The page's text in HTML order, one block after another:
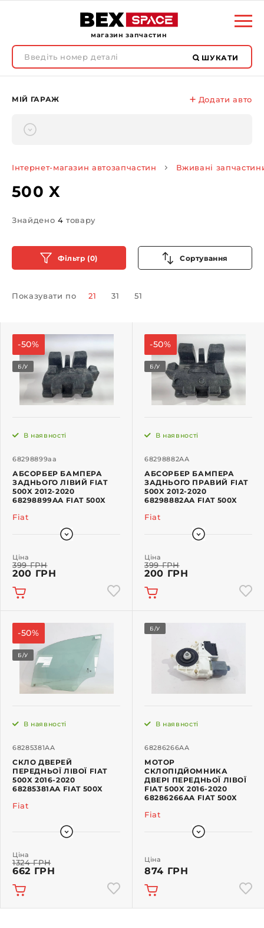
магазин запчастин
ШУКАТИ
МІЙ ГАРАЖ Додати авто
Інтернет-магазин автозапчастин Вживані
500 X
Знайдено 4 товару
Фільтр (0) Сортування
Показувати по 21 31 51
-50%
Б/У
68298899aa
В наявності
АБСОРБЕР БАМПЕРА
ЗАДНЬОГО ЛІВИЙ FIAT
500X 2012-2020
68298899AA FIAT 500X
Fiat
Ціна
399 ГРН
200 ГРН
-50%
Б/У
68298882AA
В наявності
АБСОРБЕР БАМПЕРА
ЗАДНЬОГО ПРАВИЙ FIAT
500X 2012-2020
68298882AA FIAT 500X
Fiat
Ціна
399 ГРН
200 ГРН
-50%
Б/У
68285381AA
В наявності
СКЛО ДВЕРЕЙ
ПЕРЕДНЬОЇ ЛІВОЇ FIAT
500X 2016-2020
68285381AA FIAT 500X
Fiat
Ціна
1324 ГРН
662 ГРН
Б/У
68286266AA
В наявності
МОТОР
СКЛОПІДЙОМНИКА
ДВЕРІ ПЕРЕДНЬОЇ ЛІВОЇ
FIAT 500X 2016-2020
68286266AA FIAT 500X
Fiat
Ціна
874 ГРН